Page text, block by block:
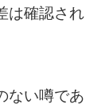
は確認され
ない噂であ